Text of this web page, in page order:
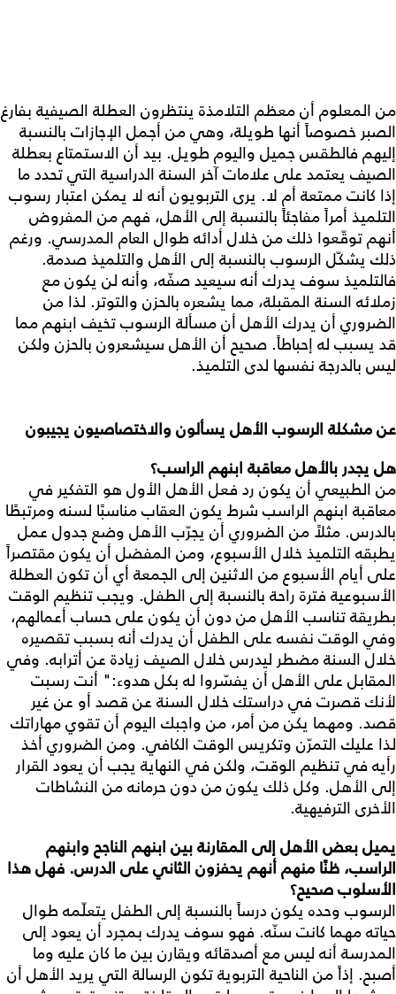
من المعلوم أن معظم التلامذة ينتظرون العطلة الصيفية بفارغ
الصبر خصوصاً أنها طويلة، وهي من أجمل الإجازات بالنسبة
إليهم فالطقس جميل واليوم طويل. بيد أن الاستمتاع بعطلة
الصيف يعتمد على علامات آخر السنة الدراسية التي تحدد ما
إذا كانت ممتعة أم لا. يرى التربويون أنه لا يمكن اعتبار رسوب
التلميذ أمراً مفاجئاً بالنسبة إلى الأهل، فهم من المفروض
أنهم توقّعوا ذلك من خلال أدائه طوال العام المدرسي. ورغم
ذلك يشكّل الرسوب بالنسبة إلى الأهل والتلميذ صدمة.
فالتلميذ سوف يدرك أنه سيعيد صفّه، وأنه لن يكون مع
زملائه السنة المقبلة، مما يشعره بالحزن والتوتر. لذا من
الضروري أن يدرك الأهل أن مسألة الرسوب تخيف ابنهم مما
قد يسبب له إحباطاً. صحيح أن الأهل سيشعرون بالحزن ولكن
ليس بالدرجة نفسها لدى التلميذ.
عن مشكلة الرسوب الأهل يسألون والاختصاصيون يجيبون
هل يجدر بالأهل معاقبة ابنهم الراسب؟
من الطبيعي أن يكون رد فعل الأهل الأول هو التفكير في
معاقبة ابنهم الراسب شرط يكون العقاب مناسبًا لسنه ومرتبطًا
بالدرس. مثلاً من الضروري أن يجرّب الأهل وضع جدول عمل
يطبقه التلميذ خلال الأسبوع، ومن المفضل أن يكون مقتصراً
على أيام الأسبوع من الاثنين إلى الجمعة أي أن تكون العطلة
الأسبوعية فترة راحة بالنسبة إلى الطفل. ويجب تنظيم الوقت
بطريقة تناسب الأهل من دون أن يكون على حساب أعمالهم،
وفي الوقت نفسه على الطفل أن يدرك أنه بسبب تقصيره
خلال السنة مضطر ليدرس خلال الصيف زيادة عن أترابه. وفي
المقابل على الأهل أن يفسّروا له بكل هدوء:" أنت رسبت
لأنك قصرت في دراستك خلال السنة عن قصد أو عن غير
قصد. ومهما يكن من أمر، من واجبك اليوم أن تقوي مهاراتك
لذا عليك التمرّن وتكريس الوقت الكافي. ومن الضروري أخذ
رأيه في تنظيم الوقت، ولكن في النهاية يجب أن يعود القرار
إلى الأهل. وكل ذلك يكون من دون حرمانه من النشاطات
الأخرى الترفيهية.
يميل بعض الأهل إلى المقارنة بين ابنهم الناجح وابنهم
الراسب، ظنًا منهم أنهم يحفزون الثاني على الدرس. فهل هذا
الأسلوب صحيح؟
الرسوب وحده يكون درساً بالنسبة إلى الطفل يتعلّمه طوال
حياته مهما كانت سنّه. فهو سوف يدرك بمجرد أن يعود إلى
المدرسة أنه ليس مع أصدقائه ويقارن بين ما كان عليه وما
أصبح. إذاً من الناحية التربوية تكون الرسالة التي يريد الأهل أن